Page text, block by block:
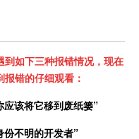
如下三种报错情况，现在
错的仔细观看：
该将它移到废纸篓”
不明的开发者”